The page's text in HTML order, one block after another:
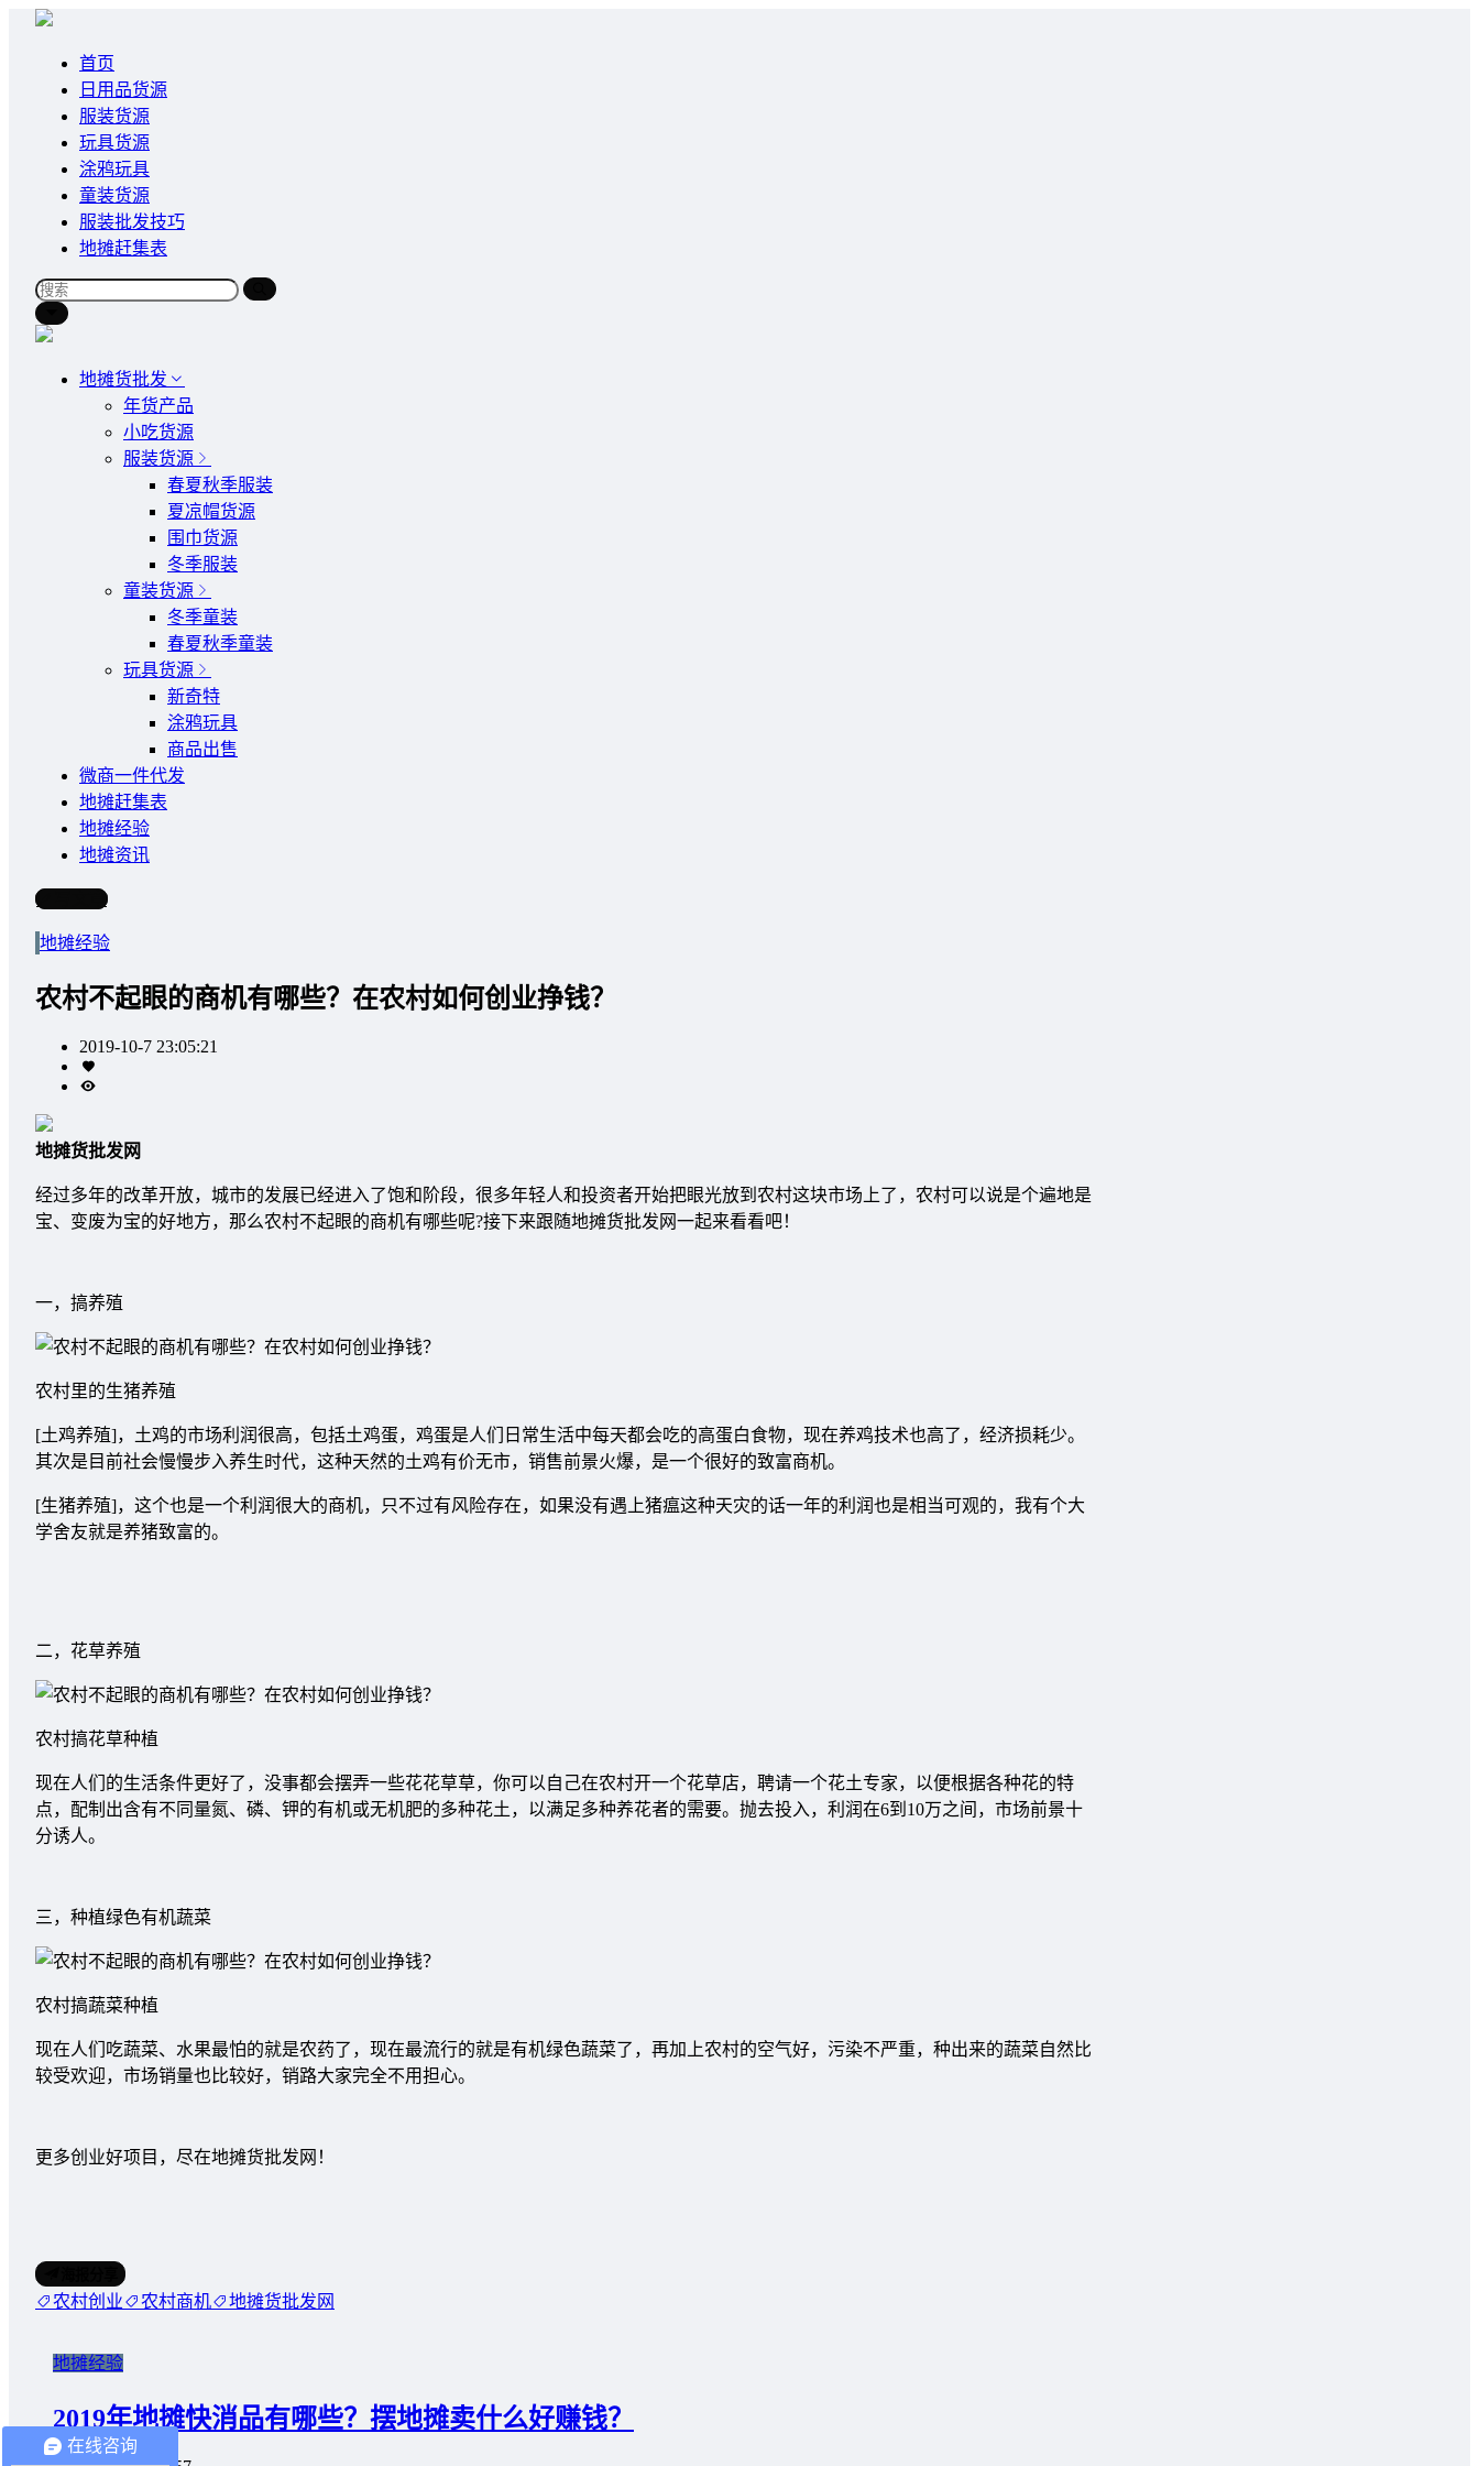
首页
日用品货源
服装货源
玩具货源
涂鸦玩具
童装货源
服装批发技巧
地摊赶集表
地摊货批发
年货产品
小吃货源
服装货源
春夏秋季服装
夏凉帽货源
围巾货源
冬季服装
童装货源
冬季童装
春夏秋季童装
玩具货源
新奇特
涂鸦玩具
商品出售
微商一件代发
地摊赶集表
地摊经验
地摊资讯
写文章
地摊经验
农村不起眼的商机有哪些？在农村如何创业挣钱？
2019-10-7 23:05:21
地摊货批发网
经过多年的改革开放，城市的发展已经进入了饱和阶段，很多年轻人和投资者开始把眼光放到农村这块市场上了，农村可以说是个遍地是
宝、变废为宝的好地方，那么农村不起眼的商机有哪些呢?接下来跟随地摊货批发网一起来看看吧！
一，搞养殖
农村里的生猪养殖
[土鸡养殖]，土鸡的市场利润很高，包括土鸡蛋，鸡蛋是人们日常生活中每天都会吃的高蛋白食物，现在养鸡技术也高了，经济损耗少。
其次是目前社会慢慢步入养生时代，这种天然的土鸡有价无市，销售前景火爆，是一个很好的致富商机。
[生猪养殖]，这个也是一个利润很大的商机，只不过有风险存在，如果没有遇上猪瘟这种天灾的话一年的利润也是相当可观的，我有个大
学舍友就是养猪致富的。
二，花草养殖
农村搞花草种植
现在人们的生活条件更好了，没事都会摆弄一些花花草草，你可以自己在农村开一个花草店，聘请一个花土专家，以便根据各种花的特
点，配制出含有不同量氮、磷、钾的有机或无机肥的多种花土，以满足多种养花者的需要。抛去投入，利润在6到10万之间，市场前景十
分诱人。
三，种植绿色有机蔬菜
农村搞蔬菜种植
现在人们吃蔬菜、水果最怕的就是农药了，现在最流行的就是有机绿色蔬菜了，再加上农村的空气好，污染不严重，种出来的蔬菜自然比
较受欢迎，市场销量也比较好，销路大家完全不用担心。
更多创业好项目，尽在地摊货批发网！
农村创业 农村商机 地摊货批发网
地摊经验
2019年地摊快消品有哪些？摆地摊卖什么好赚钱？
在线咨询